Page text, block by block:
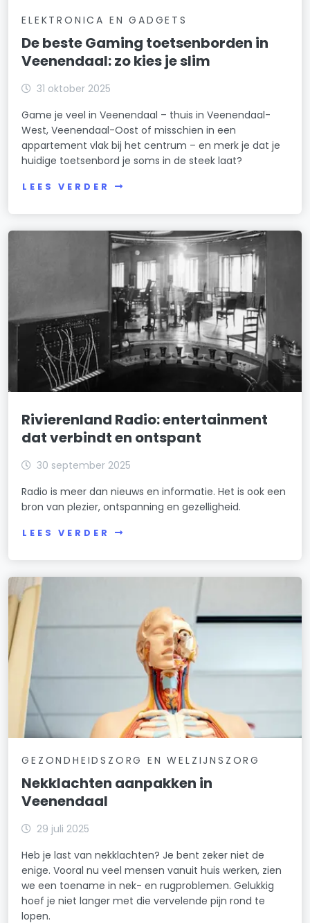
ELEKTRONICA EN GADGETS
De beste Gaming toetsenborden in
Veenendaal: zo kies je slim
31 oktober 2025
Game je veel in Veenendaal – thuis in Veenendaal-
West, Veenendaal-Oost of misschien in een
appartement vlak bij het centrum – en merk je dat je
huidige toetsenbord je soms in de steek laat?
LEES VERDER
Rivierenland Radio: entertainment
dat verbindt en ontspant
30 september 2025
Radio is meer dan nieuws en informatie. Het is ook een
bron van plezier, ontspanning en gezelligheid.
LEES VERDER
GEZONDHEIDSZORG EN WELZIJNSZORG
Nekklachten aanpakken in
Veenendaal
29 juli 2025
Heb je last van nekklachten? Je bent zeker niet de
enige. Vooral nu veel mensen vanuit huis werken, zien
we een toename in nek- en rugproblemen. Gelukkig
hoef je niet langer met die vervelende pijn rond te
lopen.